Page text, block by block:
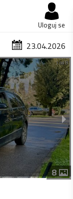
Uloguj se
23.04.2026
1 od 8
8